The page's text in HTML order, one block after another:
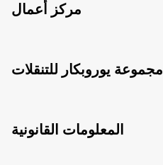
مركز أعمال
مجموعة يوروبكار للتنقلات
المعلومات القانونية